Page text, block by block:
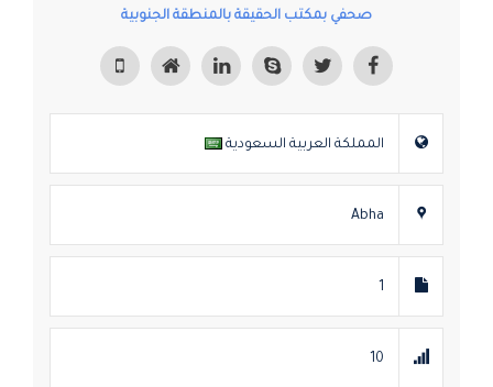
صحفي بمكتب الحقيقة بالمنطقة الجنوبية
المملكة العربية السعودية
Abha
1
10